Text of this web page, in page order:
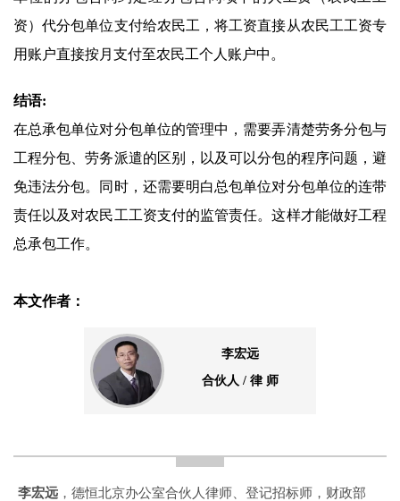
资）代分包单位支付给农民工，将工资直接从农民工工资专
用账户直接按月支付至农民工个人账户中。
结语:
在总承包单位对分包单位的管理中，需要弄清楚劳务分包与
工程分包、劳务派遣的区别，以及可以分包的程序问题，避
免违法分包。同时，还需要明白总包单位对分包单位的连带
责任以及对农民工工资支付的监管责任。这样才能做好工程
总承包工作。
本文作者：
李宏远
合伙人 / 律 师
李宏远 ，德恒北京办公室合伙人律师、登记招标师，财政部